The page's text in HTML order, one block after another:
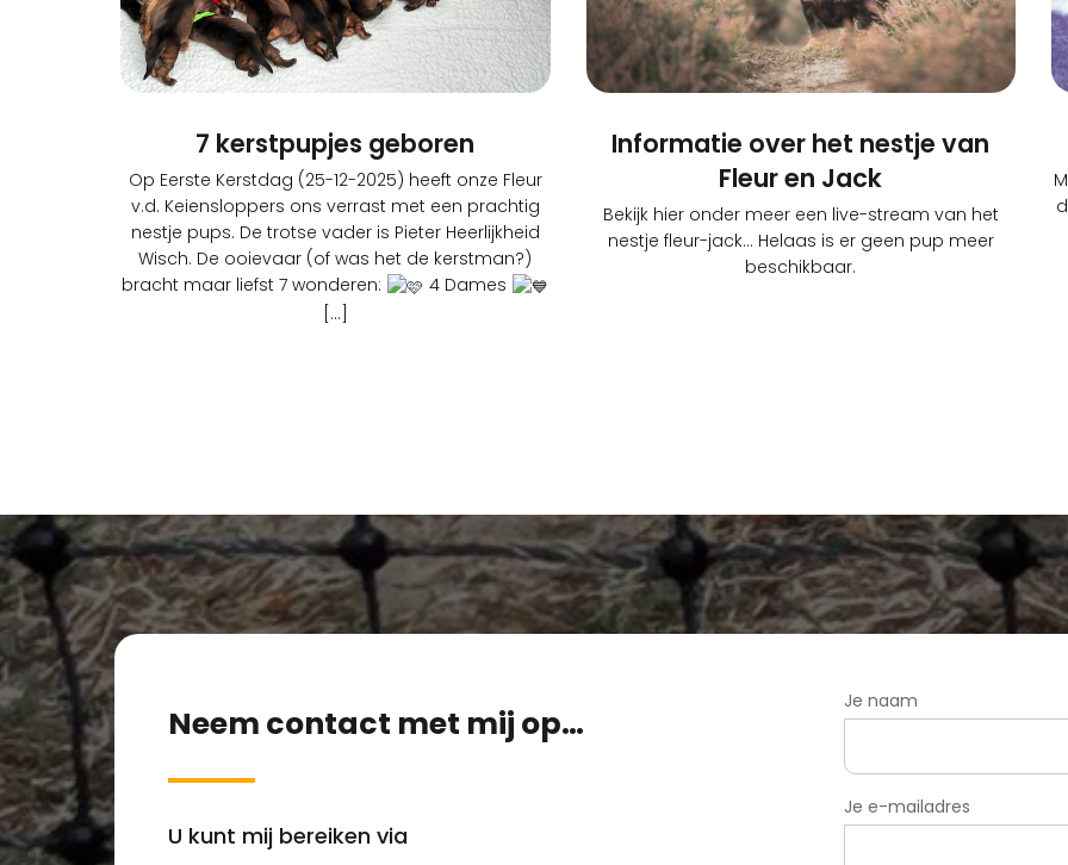
7 kerstpupjes geboren
Op Eerste Kerstdag (25-12-2025) heeft onze Fleur
v.d. Keiensloppers ons verrast met een prachtig
nestje pups. De trotse vader is Pieter Heerlijkheid
Wisch. De ooievaar (of was het de kerstman?)
bracht maar liefst 7 wonderen:
4 Dames
[…]
Informatie over het nestje van
Fleur en Jack
Bekijk hier onder meer een live-stream van het
nestje fleur-jack… Helaas is er geen pup meer
beschikbaar.
Neem contact met mij op…
U kunt mij bereiken via
Je naam
Je e-mailadres